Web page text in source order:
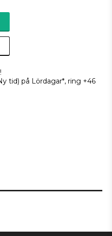
tid) på Lördagar*, ring +46